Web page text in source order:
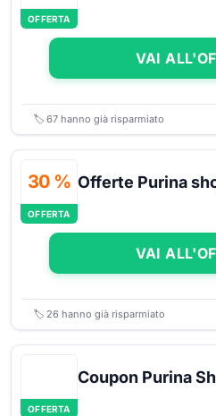
OFFERTA
VAI
🏷️ 67 hanno già risparmiato
30 %
OFFERTA
Offerte Purina
VAI
🏷️ 26 hanno già risparmiato
OFFERTA
Coupon Purina